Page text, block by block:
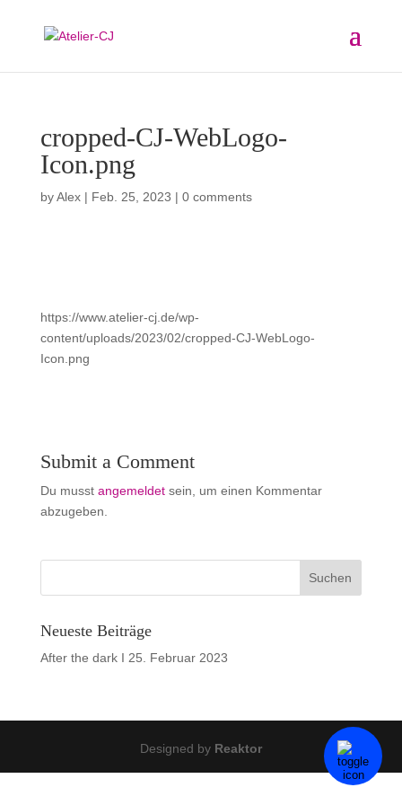
cropped-CJ-WebLogo-
Icon.png
byAlex| Feb. 25, 2023 | 0 comments
https://www.atelier-cj.de/wp-
content/uploads/2023/02/cropped-CJ-WebLogo-
Icon.png
Submit a Comment
Du musst angemeldetsein, um einen Kommentar
abzugeben.
Neueste Beiträge
After the dark I 25. Februar 2023
Designed by Reaktor